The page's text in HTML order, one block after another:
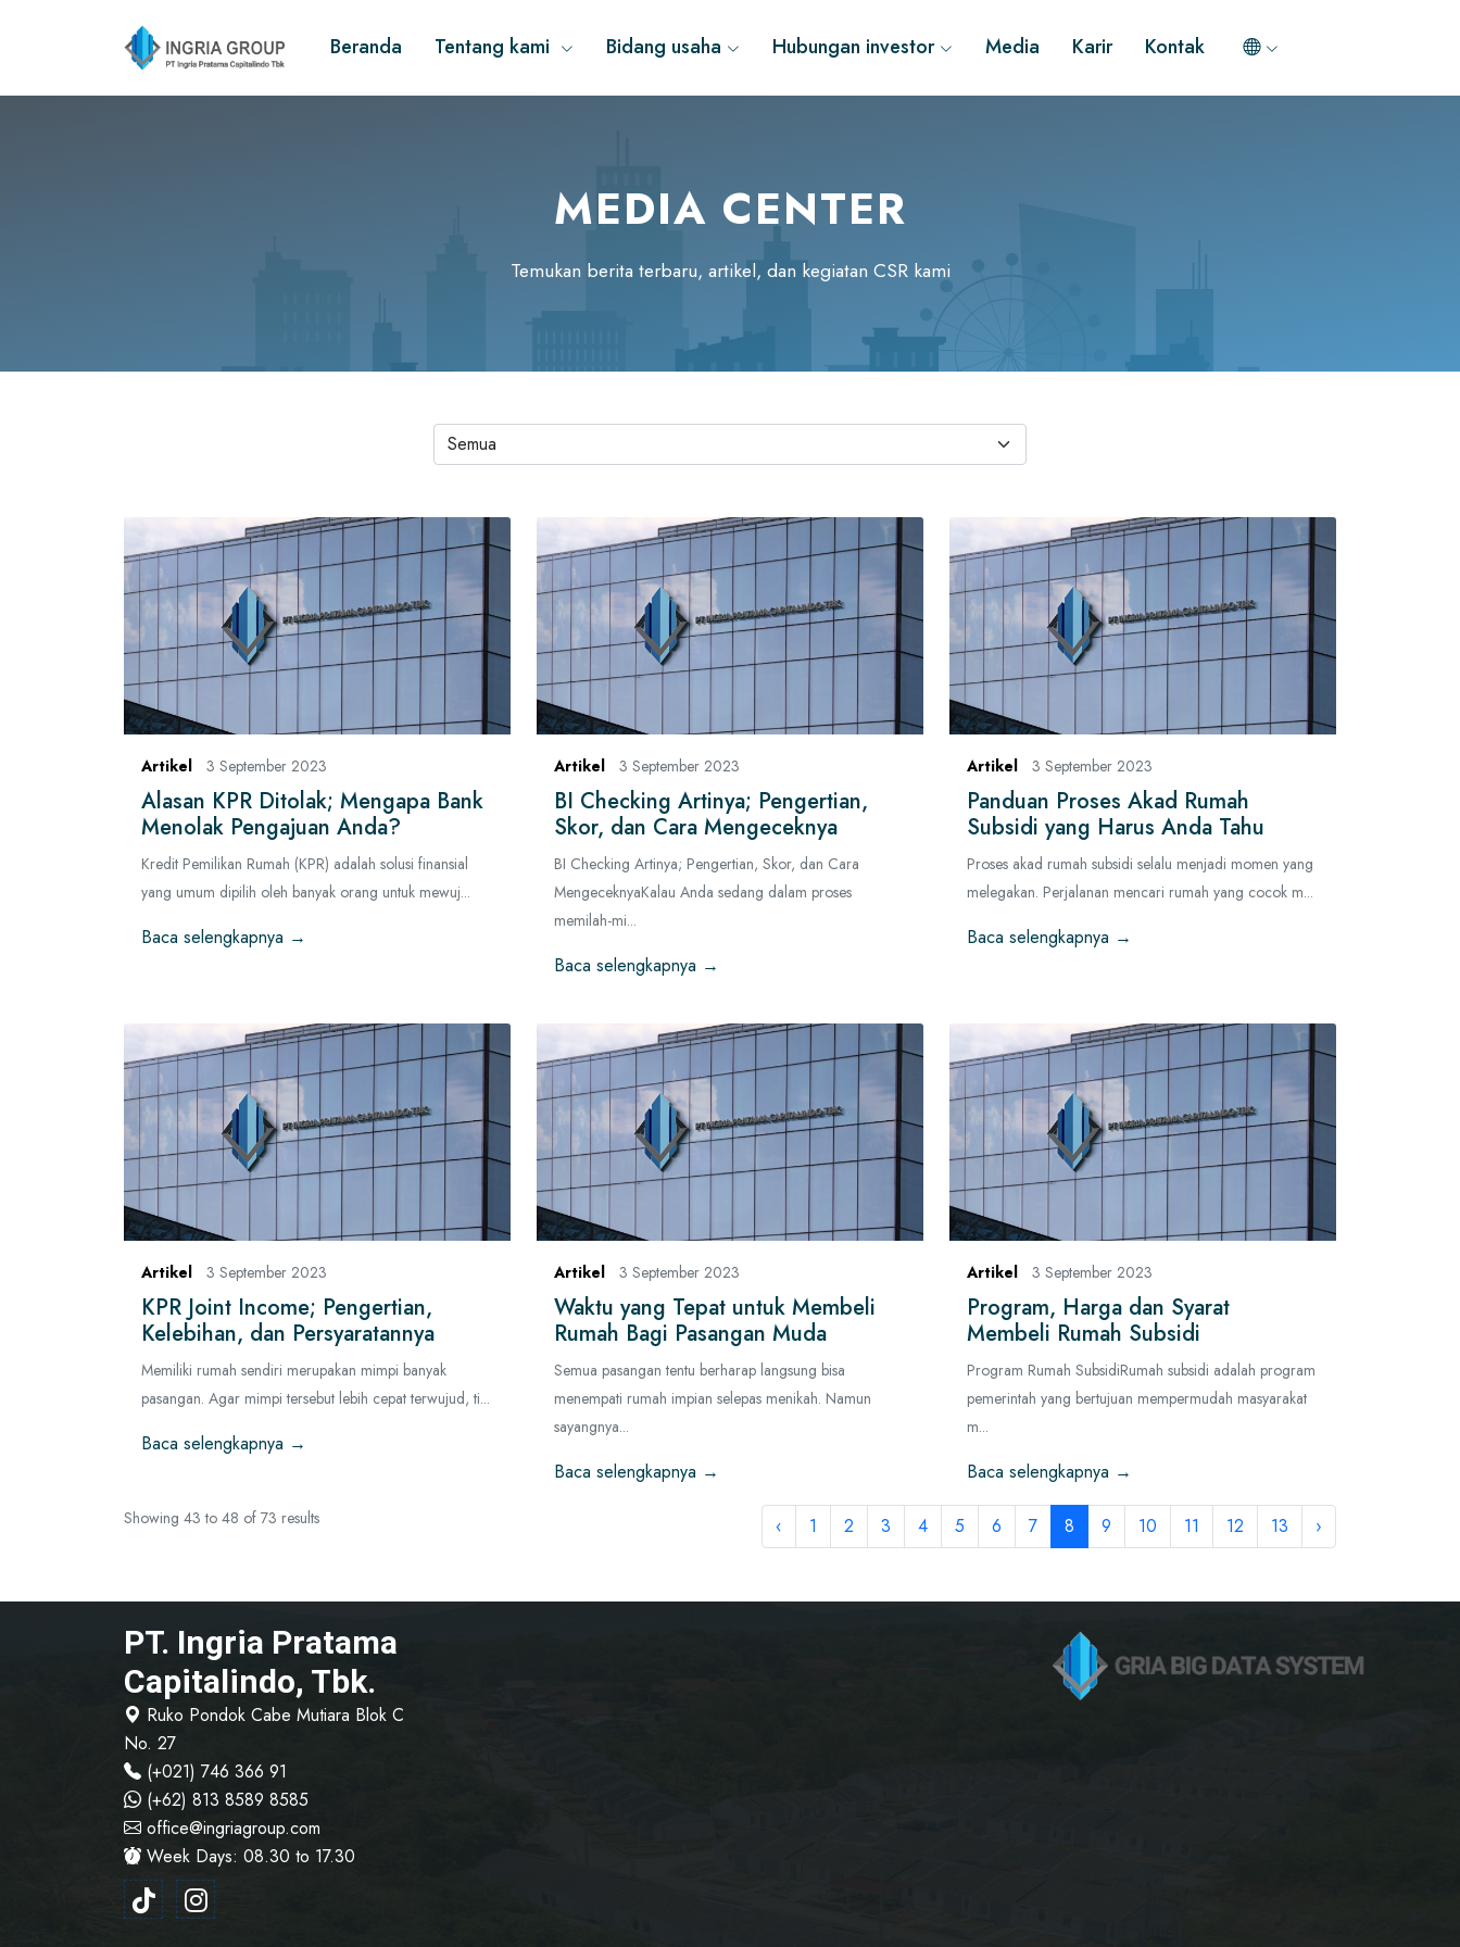
Beranda Tentang kami Bidang usaha Hubungan investor Media Karir Kontak
MEDIA CENTER
Temukan berita terbaru, artikel, dan kegiatan CSR kami
Artikel 3 September 2023
Alasan KPR Ditolak; Mengapa Bank
Menolak Pengajuan Anda?
Kredit Pemilikan Rumah (KPR) adalah solusi finansial
yang umum dipilih oleh banyak orang untuk mewuj...
Baca selengkapnya →
Artikel 3 September 2023
BI Checking Artinya; Pengertian,
Skor, dan Cara Mengeceknya
BI Checking Artinya; Pengertian, Skor, dan Cara
MengeceknyaKalau Anda sedang dalam proses
memilah-mi...
Baca selengkapnya →
Artikel 3 September 2023
Panduan Proses Akad Rumah
Subsidi yang Harus Anda Tahu
Proses akad rumah subsidi selalu menjadi momen yang
melegakan. Perjalanan mencari rumah yang cocok m...
Baca selengkapnya →
Artikel 3 September 2023
KPR Joint Income; Pengertian,
Kelebihan, dan Persyaratannya
Memiliki rumah sendiri merupakan mimpi banyak
pasangan. Agar mimpi tersebut lebih cepat terwujud, ti...
Baca selengkapnya →
Artikel 3 September 2023
Waktu yang Tepat untuk Membeli
Rumah Bagi Pasangan Muda
Semua pasangan tentu berharap langsung bisa
menempati rumah impian selepas menikah. Namun
sayangnya...
Baca selengkapnya →
Artikel 3 September 2023
Program, Harga dan Syarat
Membeli Rumah Subsidi
Program Rumah SubsidiRumah subsidi adalah program
pemerintah yang bertujuan mempermudah masyarakat
m...
Baca selengkapnya →
Showing 43 to 48 of 73 results ‹ 1 2 3 4 5 6 7 8 9 10 11 12 13 ›
PT. Ingria Pratama
Capitalindo, Tbk.
Ruko Pondok Cabe Mutiara Blok C
No. 27
(+021) 746 366 91
(+62) 813 8589 8585
office@ingriagroup.com
Week Days: 08.30 to 17.30